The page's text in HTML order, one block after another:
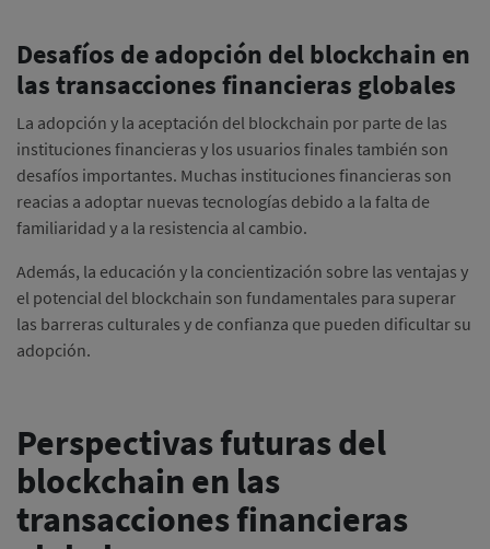
Desafíos de adopción del blockchain en
las transacciones financieras globales
La adopción y la aceptación del blockchain por parte de las
instituciones financieras y los usuarios finales también son
desafíos importantes. Muchas instituciones financieras son
reacias a adoptar nuevas tecnologías debido a la falta de
familiaridad y a la resistencia al cambio.
Además, la educación y la concientización sobre las ventajas y
el potencial del blockchain son fundamentales para superar
las barreras culturales y de confianza que pueden dificultar su
adopción.
Perspectivas futuras del
blockchain en las
transacciones financieras